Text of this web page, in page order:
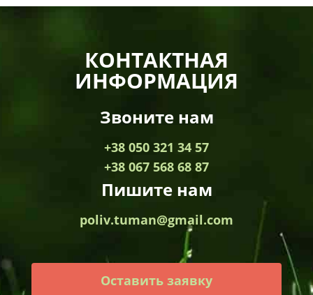
КОНТАКТНАЯ
ИНФОРМАЦИЯ
Звоните нам
+38 050 321 34 57
+38 067 568 68 87
Пишите нам
poliv.tuman@gmail.com
Оставить заявку